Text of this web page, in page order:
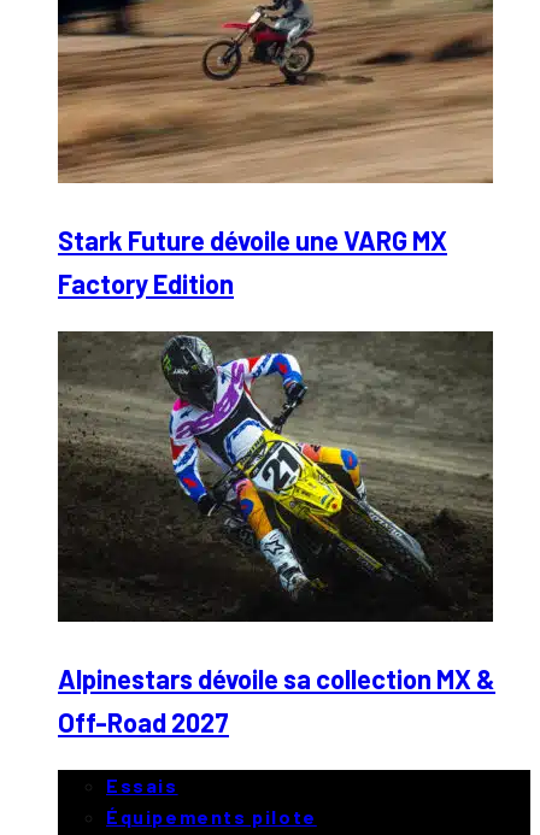
Stark Future dévoile une VARG MX
Factory Edition
Alpinestars dévoile sa collection MX &
Off-Road 2027
Essais
Équipements pilote